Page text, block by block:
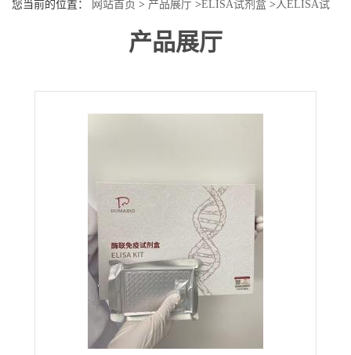
页
司
您当前的位置： 网站首页 > 产品展厅 >ELISA试剂盒 >人ELISA试
人降钙素原(PCT)酶联免疫试剂盒
产品展厅